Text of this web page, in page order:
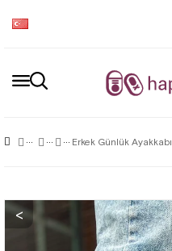
Erkek Günlük Ayakkabı